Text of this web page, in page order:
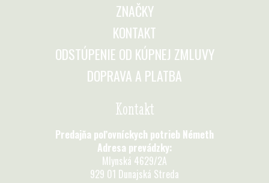
ZNAČKY
KONTAKT
ODSTÚPENIE OD KÚPNEJ ZMLUVY
DOPRAVA A PLATBA
Kontakt
Predajňa poľovníckych potrieb Németh
Adresa prevádzky:
Mlynská 4629/2A
929 01 Dunajská Streda